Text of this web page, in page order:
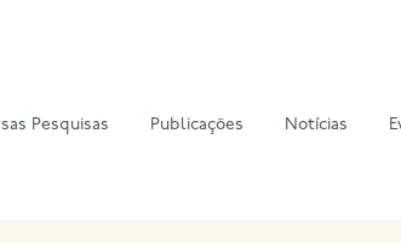
Pesquisas Publicações Notícias